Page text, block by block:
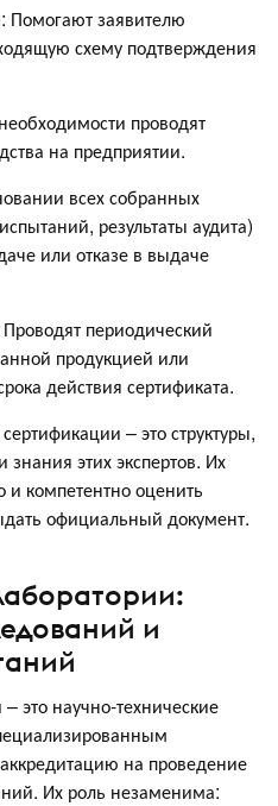
Помогают заявителю
схему подтверждения
проводят
на предприятии.
всех собранных
результаты аудита)
или отказе в выдаче
периодический
продукцией или
действия сертификата.
– это структуры,
этих экспертов. Их
и компетентно оценить
официальный документ.
и
это научно-технические
на проведение
Их роль незаменима: